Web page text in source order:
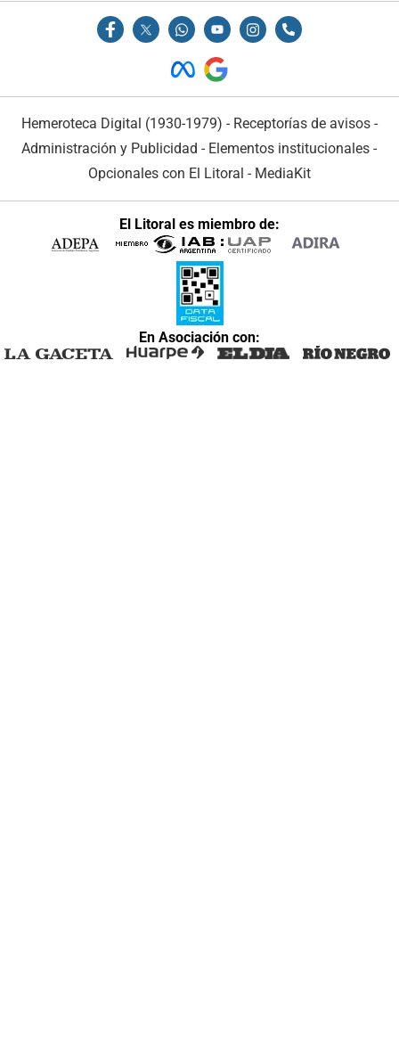
Hemeroteca Digital (1930-1979) - Receptorías de avisos -
Administración y Publicidad - Elementos institucionales -
Opcionales con El Litoral - MediaKit
El Litoral es miembro de:
En Asociación con: